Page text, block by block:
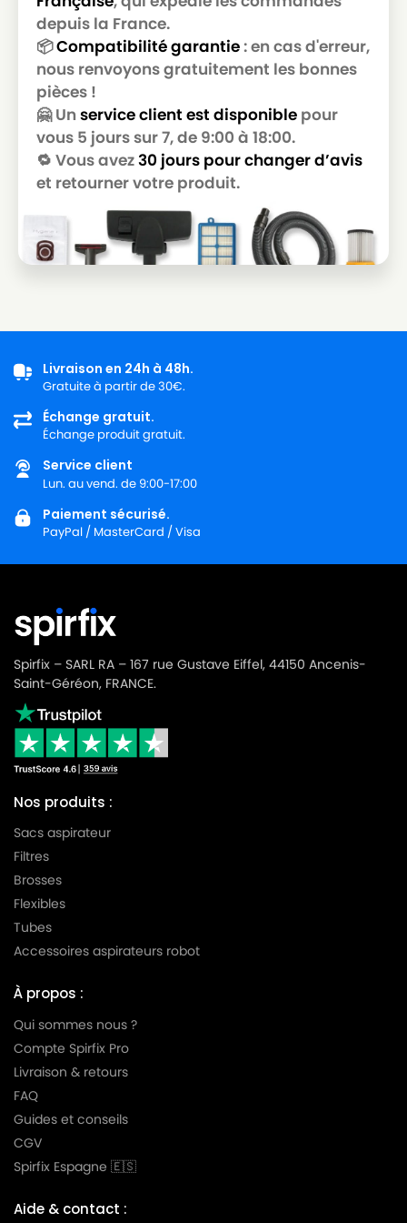
HOOVER
HOOVER JUNIOR1354
HOOVER
HOOVER JUNIOR1358
HOOVER
HOOVER
HOOVER JUNIOR638
HOOVER
HOOVER JUNIOR652
HOOVER
HOOVER JUNIOR652A
HOOVER
HOOVER JUNIOR652AJ
HOOVER
HOOVER JUNIOR652C
HOOVER
HOOVER JUNIOR652S
HOOVER
HOOVER JUNIOR653
HOOVER
HOOVER JUNIOR912NM
HOOVER
HOOVER U1012 à U1046JUNIOR(Série)
HOOVER
HOOVER U1012JUNIOR
HOOVER
HOOVER U1016JUNIOR
HOOVER
HOOVER
HOOVER
HOOVER U1040JUNIOR
HOOVER
HOOVER
HOOVER U1104 à U1120JUNIOR(Série)
HOOVER
HOOVER
HOOVER
HOOVER
HOOVER
HOOVER U4002 à U4058(Série)
HOOVER
HOOVER
HOOVER U4006
HOOVER
HOOVER U4008
HOOVER
HOOVER
HOOVER U4016
HOOVER
HOOVER U4034
depuis la France.
📦Compatibilité garantie: en cas d'erreur,
nous renvoyons gratuitement les bonnes
pièces !
🤗 Un service client est disponible pour
vous 5 jours sur 7, de 9:00 à 18:00.
🔁 Vous avez30 jours pour changer d’avis
et retourner votre produit.
Livraison en 24h à 48h.
Gratuite à partir de 30€.
Échange gratuit.
Échange produit gratuit.
Service client
Lun. au vend. de 9:00-17:00
Paiement sécurisé.
PayPal / MasterCard / Visa
Spirfix – SARL RA – 167 rue Gustave Eiffel, 44150 Ancenis-
Saint-Géréon, FRANCE.
Nos produits :
Sacs aspirateur
Filtres
Brosses
Flexibles
Tubes
Accessoires aspirateurs robot
À propos :
Qui sommes nous ?
Compte Spirfix Pro
Livraison & retours
FAQ
Guides et conseils
CGV
Spirfix Espagne 🇪🇸
Aide & contact :